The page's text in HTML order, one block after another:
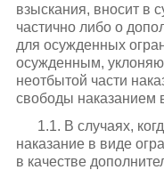
взыскания, вносит в
частично либо о
для осужденных
осужденным,
неотбытой части
свободы наказанием
1.1. В случаях,
наказание в виде
в качестве